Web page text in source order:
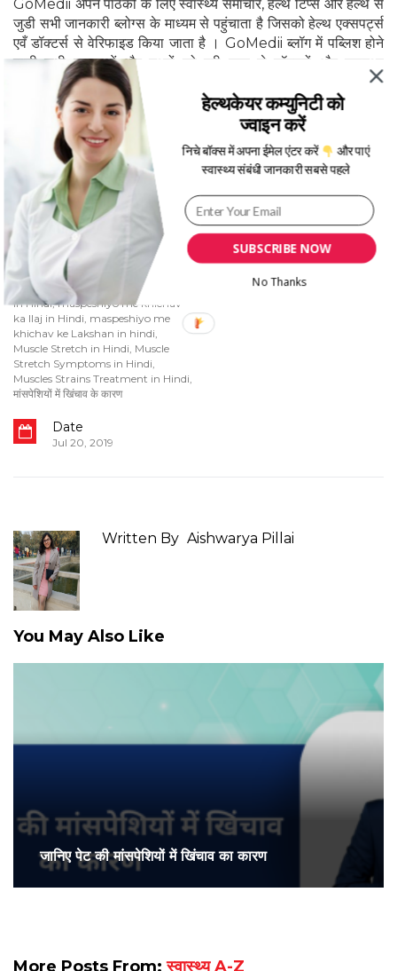
GoMedii अपने पाठकों के लिए स्वास्थ्य समाचार, हेल्थ टिप्स और हेल्थ से
जुडी सभी जानकारी ब्लोग्स के माध्यम से पहुंचाता है जिसको हेल्थ एक्सपर्ट्स
एवँ डॉक्टर्स से वेरिफाइड किया जाता है । GoMedii ब्लॉग में पब्लिश होने
वाली सभी सूचनाओं और तथ्यों को पूरी तरह से डॉक्टरों और स्वास्थ्य
विशेषज्ञों द्वारा जांच और सत्यापन किया जाता है, इसी प्रकार जानकारी के
स्रोत की पुष्टि भी होती है।
Tags
Manspeshiyo me Khichav ke Karan
in Hindi,maspeshiyo me khichav
ka Ilaj in Hindi, maspeshiyo me
khichav ke Lakshan in hindi,
Muscle Stretch in Hindi, Muscle
Stretch Symptoms in Hindi,
Muscles Strains Treatment in Hindi,
मांसपेशियों में खिंचाव के कारण
Category
स्वास्थ्य A-Z
Date
Jul 20, 2019
Written By Aishwarya Pillai
You May Also Like
जानिए पेट की मांसपेशियों में खिंचाव का कारण
More Posts From:स्वास्थ्य A-Z
SUBSCRIBE NOW
हेल्थकेयर कम्युनिटी को
ज्वाइन करें
निचे बॉक्स में अपना ईमेल एंटर करें
और पाएं
स्वास्थ्य संबंधी जानकारी सबसे पहले
No Thanks